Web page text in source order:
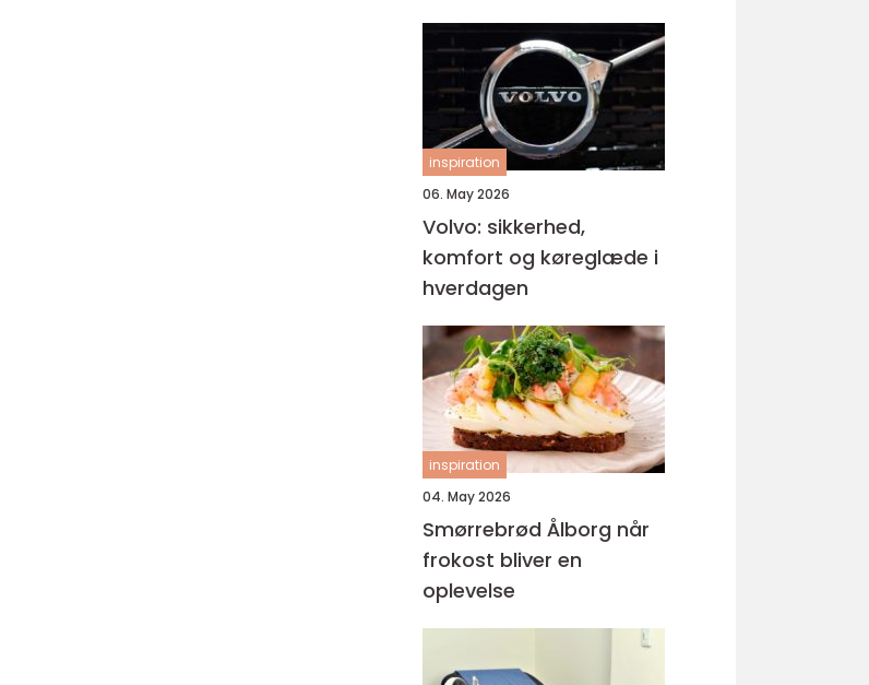
inspiration
06. May 2026
Volvo: sikkerhed,
komfort og køreglæde i
hverdagen
inspiration
04. May 2026
Smørrebrød Ålborg når
frokost bliver en
oplevelse